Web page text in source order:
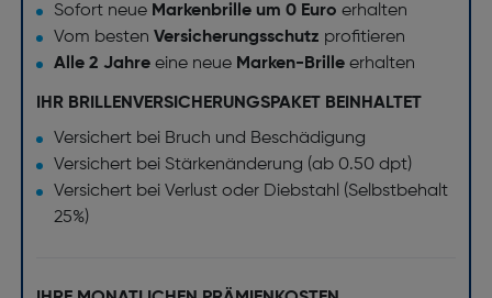
Sofort neue Markenbrille um 0 Euro erhalten
Vom besten Versicherungsschutz profitieren
Alle 2 Jahreeine neue Marken-Brille erhalten
IHR BRILLENVERSICHERUNGSPAKET BEINHALTET
Versichert bei Bruch und Beschädigung
Versichert bei Stärkenänderung (ab 0.50 dpt)
Versichert bei Verlust oder Diebstahl (Selbstbehalt
25%)